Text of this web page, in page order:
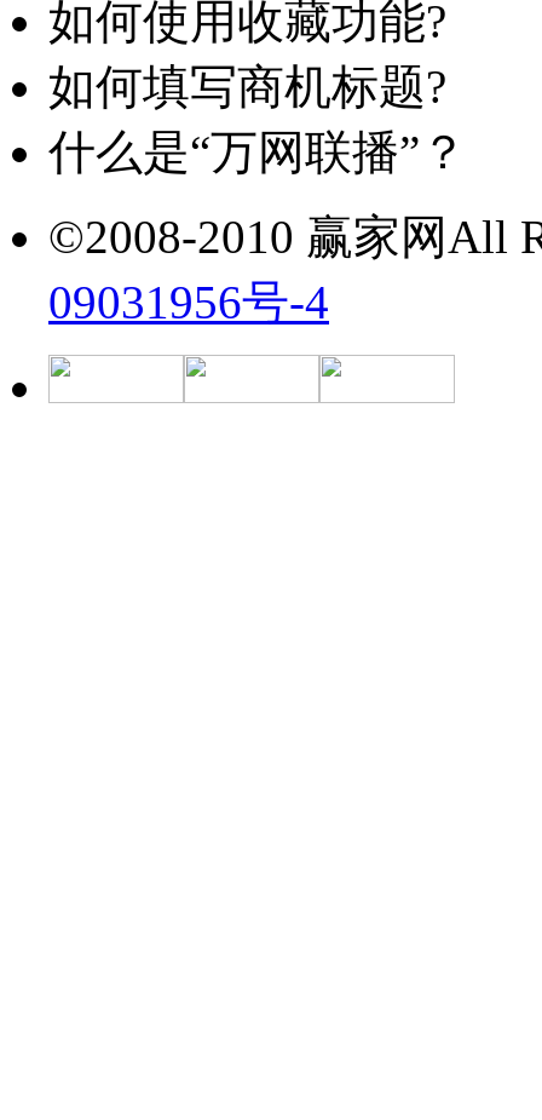
如何使用收藏功能?
如何填写商机标题?
什么是“万网联播”？
©2008-2010 赢家网All
09031956号-4